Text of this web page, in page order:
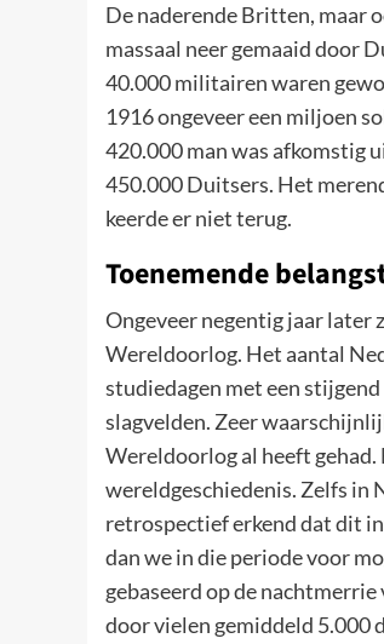
De naderende Britten, maar
massaal neer gemaaid door
40.000 militairen waren
1916 ongeveer een miljoen
420.000 man was afkomstig
450.000 Duitsers. Het
keerde er niet terug.
Toenemende
Ongeveer negentig jaar later
Wereldoorlog. Het aantal
studiedagen met een
slagvelden. Zeer
Wereldoorlog al heeft gehad.
wereldgeschiedenis. Zelfs in
retrospectief erkend dat dit
dan we in die periode voor
gebaseerd op de
door vielen gemiddeld 5.000